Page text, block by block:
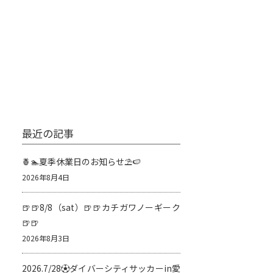
最近の記事
🍍🏊夏季休業日のお知らせ⛱️🍉
2026年8月4日
🍺🍺8/8（sat）🍺🍺カチガワノーギーク
🍺🍺
2026年8月3日
2026.7/28⚽️ダイバーシティサッカーin愛